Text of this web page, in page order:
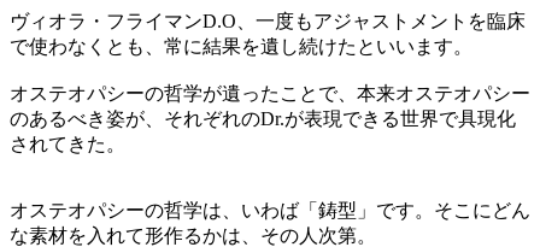
ヴィオラ・フライマンD.O、一度もアジャストメントを臨床
で使わなくとも、常に結果を遺し続けたといいます。
オステオパシーの哲学が遺ったことで、本来オステオパシー
のあるべき姿が、それぞれのDr.が表現できる世界で具現化
されてきた。
オステオパシーの哲学は、いわば「鋳型」です。そこにどん
な素材を入れて形作るかは、その人次第。